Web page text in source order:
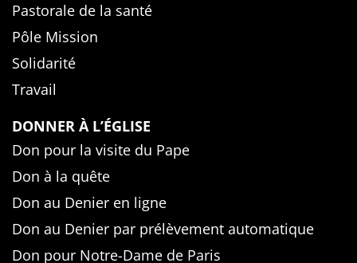
Pastorale de la santé
Pôle Mission
Solidarité
Travail
DONNER À L’ÉGLISE
Don pour la visite du Pape
Don à la quête
Don au Denier en ligne
Don au Denier par prélèvement automatique
Don pour Notre-Dame de Paris